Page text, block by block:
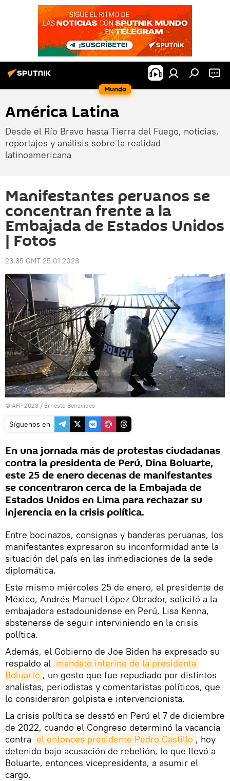
Mundo
América Latina
Desde el Río Bravo hasta Tierra del Fuego, noticias,
reportajes y análisis sobre la realidad
latinoamericana
Manifestantes peruanos se
concentran frente a la
Embajada de Estados Unidos
| Fotos
23:35 GMT 25.01.2023
© AFP 2023 / Ernesto Benavides
Síguenos en
En una jornada más de protestas ciudadanas
contra la presidenta de Perú, Dina Boluarte,
este 25 de enero decenas de manifestantes
se concentraron cerca de la Embajada de
Estados Unidos en Lima para rechazar su
injerencia en la crisis política.
Entre bocinazos, consignas y banderas peruanas, los
manifestantes expresaron su inconformidad ante la
situación del país en las inmediaciones de la sede
diplomática.
Este mismo miércoles 25 de enero, el presidente de
México, Andrés Manuel López Obrador, solicitó a la
embajadora estadounidense en Perú, Lisa Kenna,
abstenerse de seguir interviniendo en la crisis
política.
Además, el Gobierno de Joe Biden ha expresado su
respaldo al mandato interino de la presidenta
Boluarte , un gesto que fue repudiado por distintos
analistas, periodistas y comentaristas políticos, que
lo consideraron golpista e intervencionista.
La crisis política se desató en Perú el 7 de diciembre
de 2022, cuando el Congreso determinó la vacancia
contra el entonces presidente Pedro Castillo , hoy
detenido bajo acusación de rebelión, lo que llevó a
Boluarte, entonces vicepresidenta, a asumir el
cargo.